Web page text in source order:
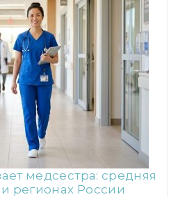
медсестра: средняя
регионах России